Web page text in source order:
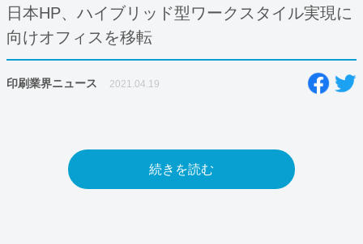
日本HP、ハイブリッド型ワークスタイル実現に
向けオフィスを移転
印刷業界ニュース 2021.04.19
続きを読む